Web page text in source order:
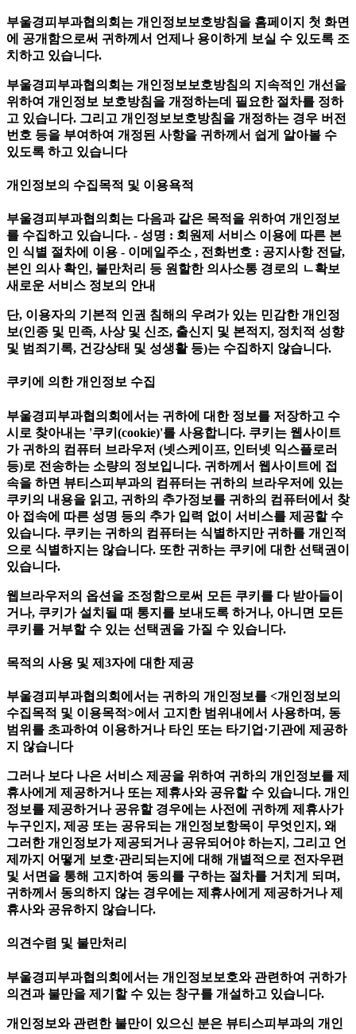
부울경피부과협의회는 개인정보보호방침을 홈페이지 첫 화면
에 공개함으로써 귀하께서 언제나 용이하게 보실 수 있도록 조
치하고 있습니다.
부울경피부과협의회는 개인정보보호방침의 지속적인 개선을
위하여 개인정보 보호방침을 개정하는데 필요한 절차를 정하
고 있습니다. 그리고 개인정보보호방침을 개정하는 경우 버전
번호 등을 부여하여 개정된 사항을 귀하께서 쉽게 알아볼 수
있도록 하고 있습니다
개인정보의 수집목적 및 이용욕적
부울경피부과협의회는 다음과 같은 목적을 위하여 개인정보
를 수집하고 있습니다. - 성명 : 회원제 서비스 이용에 따른 본
인 식별 절차에 이용 - 이메일주소 , 전화번호 : 공지사항 전달,
본인 의사 확인, 불만처리 등 원할한 의사소통 경로의 ㄴ확보
새로운 서비스 정보의 안내
단, 이용자의 기본적 인권 침해의 우려가 있는 민감한 개인정
보(인종 및 민족, 사상 및 신조, 출신지 및 본적지, 정치적 성향
및 범죄기록, 건강상태 및 성생활 등)는 수집하지 않습니다.
쿠키에 의한 개인정보 수집
부울경피부과협의회에서는 귀하에 대한 정보를 저장하고 수
시로 찾아내는 '쿠키(cookie)'를 사용합니다. 쿠키는 웹사이트
가 귀하의 컴퓨터 브라우저 (넷스케이프, 인터넷 익스플로러
등)로 전송하는 소량의 정보입니다. 귀하께서 웹사이트에 접
속을 하면 뷰티스피부과의 컴퓨터는 귀하의 브라우저에 있는
쿠키의 내용을 읽고, 귀하의 추가정보를 귀하의 컴퓨터에서 찾
아 접속에 따른 성명 등의 추가 입력 없이 서비스를 제공할 수
있습니다. 쿠키는 귀하의 컴퓨터는 식별하지만 귀하를 개인적
으로 식별하지는 않습니다. 또한 귀하는 쿠키에 대한 선택권이
있습니다.
웹브라우저의 옵션을 조정함으로써 모든 쿠키를 다 받아들이
거나, 쿠키가 설치될 때 통지를 보내도록 하거나, 아니면 모든
쿠키를 거부할 수 있는 선택권을 가질 수 있습니다.
목적의 사용 및 제3자에 대한 제공
부울경피부과협의회에서는 귀하의 개인정보를 <개인정보의
수집목적 및 이용목적>에서 고지한 범위내에서 사용하며, 동
범위를 초과하여 이용하거나 타인 또는 타기업·기관에 제공하
지 않습니다
그러나 보다 나은 서비스 제공을 위하여 귀하의 개인정보를 제
휴사에게 제공하거나 또는 제휴사와 공유할 수 있습니다. 개인
정보를 제공하거나 공유할 경우에는 사전에 귀하께 제휴사가
누구인지, 제공 또는 공유되는 개인정보항목이 무엇인지, 왜
그러한 개인정보가 제공되거나 공유되어야 하는지, 그리고 언
제까지 어떻게 보호·관리되는지에 대해 개별적으로 전자우편
및 서면을 통해 고지하여 동의를 구하는 절차를 거치게 되며,
귀하께서 동의하지 않는 경우에는 제휴사에게 제공하거나 제
휴사와 공유하지 않습니다.
의견수렴 및 불만처리
부울경피부과협의회에서는 개인정보보호와 관련하여 귀하가
의견과 불만을 제기할 수 있는 창구를 개설하고 있습니다.
개인정보와 관련한 불만이 있으신 분은 뷰티스피부과의 개인